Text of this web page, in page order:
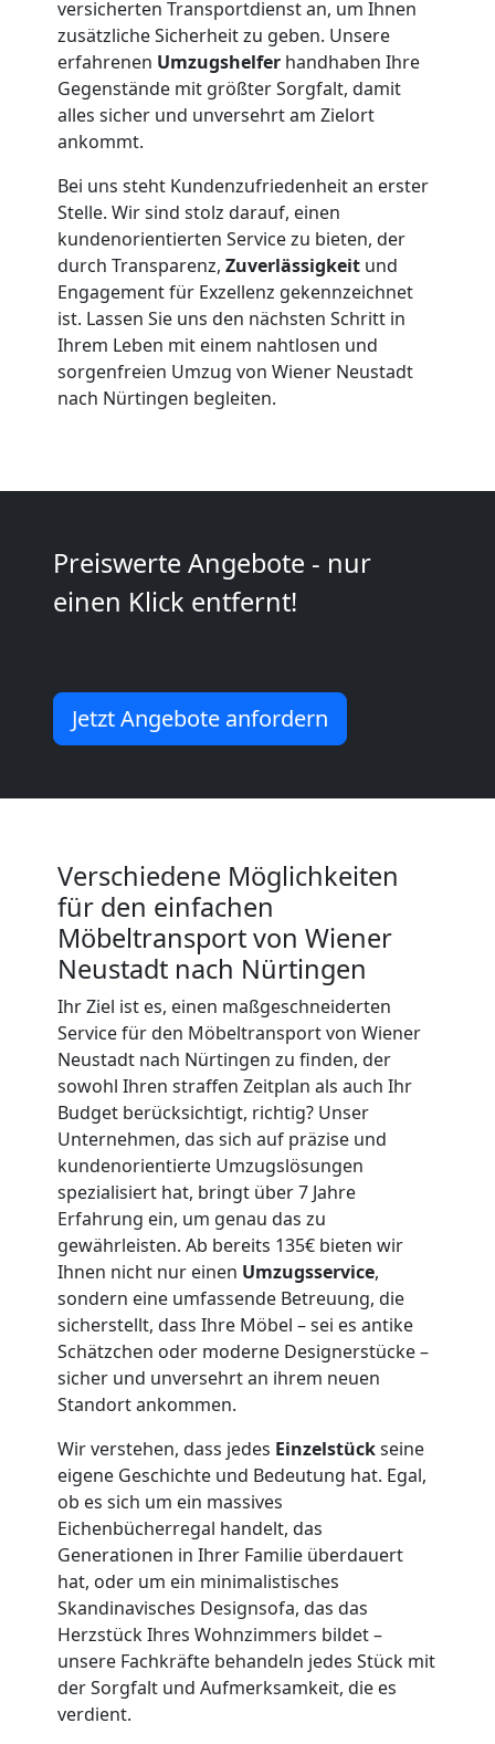
versicherten Transportdienst an, um Ihnen
zusätzliche Sicherheit zu geben. Unsere
erfahrenen Umzugshelfer handhaben Ihre
Gegenstände mit größter Sorgfalt, damit
alles sicher und unversehrt am Zielort
ankommt.
Bei uns steht Kundenzufriedenheit an erster
Stelle. Wir sind stolz darauf, einen
kundenorientierten Service zu bieten, der
durch Transparenz, Zuverlässigkeit und
Engagement für Exzellenz gekennzeichnet
ist. Lassen Sie uns den nächsten Schritt in
Ihrem Leben mit einem nahtlosen und
sorgenfreien Umzug von Wiener Neustadt
nach Nürtingen begleiten.
Preiswerte Angebote - nur
einen Klick entfernt!
Jetzt Angebote anfordern
Verschiedene Möglichkeiten
für den einfachen
Möbeltransport von Wiener
Neustadt nach Nürtingen
Ihr Ziel ist es, einen maßgeschneiderten
Service für den Möbeltransport von Wiener
Neustadt nach Nürtingen zu finden, der
sowohl Ihren straffen Zeitplan als auch Ihr
Budget berücksichtigt, richtig? Unser
Unternehmen, das sich auf präzise und
kundenorientierte Umzugslösungen
spezialisiert hat, bringt über 7 Jahre
Erfahrung ein, um genau das zu
gewährleisten. Ab bereits 135€ bieten wir
Ihnen nicht nur einen Umzugsservice,
sondern eine umfassende Betreuung, die
sicherstellt, dass Ihre Möbel – sei es antike
Schätzchen oder moderne Designerstücke –
sicher und unversehrt an ihrem neuen
Standort ankommen.
Wir verstehen, dass jedes Einzelstückseine
eigene Geschichte und Bedeutung hat. Egal,
ob es sich um ein massives
Eichenbücherregal handelt, das
Generationen in Ihrer Familie überdauert
hat, oder um ein minimalistisches
Skandinavisches Designsofa, das das
Herzstück Ihres Wohnzimmers bildet –
unsere Fachkräfte behandeln jedes Stück mit
der Sorgfalt und Aufmerksamkeit, die es
verdient.
Möbelmontage
Wiener
Neustadt
Möbeltransport
Wiener
Neustadt
Neustadt
Umzug
Umzug
Mann
LKW
Wiener
Neustadt
Kunsttransport
Wiener
Neustadt
Umzug
Wiener
Neustadt